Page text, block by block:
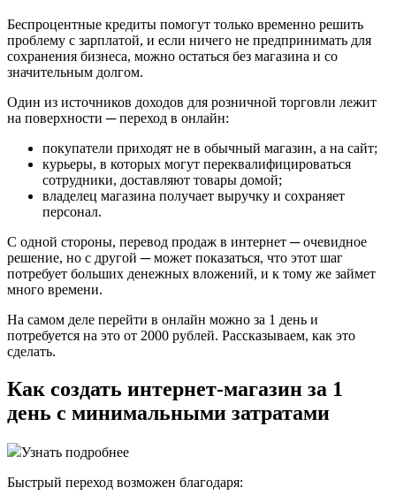
Беспроцентные кредиты помогут только временно решить
проблему с зарплатой, и если ничего не предпринимать для
сохранения бизнеса, можно остаться без магазина и со
значительным долгом.
Один из источников доходов для розничной торговли лежит
на поверхности ─ переход в онлайн:
покупатели приходят не в обычный магазин, а на сайт;
курьеры, в которых могут переквалифицироваться
сотрудники, доставляют товары домой;
владелец магазина получает выручку и сохраняет
персонал.
С одной стороны, перевод продаж в интернет ─ очевидное
решение, но с другой ─ может показаться, что этот шаг
потребует больших денежных вложений, и к тому же займет
много времени.
На самом деле перейти в онлайн можно за 1 день и
потребуется на это от 2000 рублей. Рассказываем, как это
сделать.
Как создать интернет-магазин за 1
день с минимальными затратами
Узнать подробнее
Быстрый переход возможен благодаря: